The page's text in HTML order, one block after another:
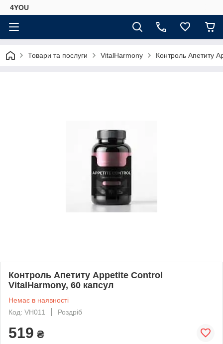
4YOU
Товари та послуги VitalHarmony Контроль Апетиту
Контроль Апетиту Appetite Control
VitalHarmony, 60 капсул
Немає в наявності
Код: VH011
Роздріб
519 ₴